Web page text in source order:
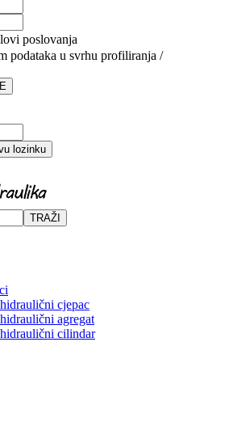
poslovanja
podataka u svrhu profiliranja /
lozinku
TRAŽI
cjepac
agregat
cilindar